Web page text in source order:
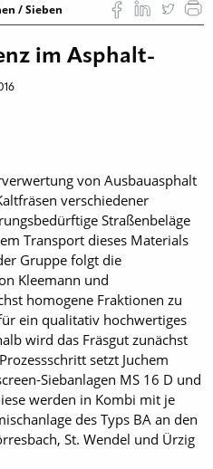
/ Sieben
im Asphalt-
von Ausbauasphalt
verschiedener
Straßenbeläge
Transport dieses Materials
Gruppe folgt die
Kleemann und
homogene Fraktionen zu
ein qualitativ hochwertiges
wird das Fräsgut zunächst
setzt Juchem
Sieb­anlagen MS 16 D und
werden in Kombi mit je
des Typs BA an den
St. Wendel und Ürzig